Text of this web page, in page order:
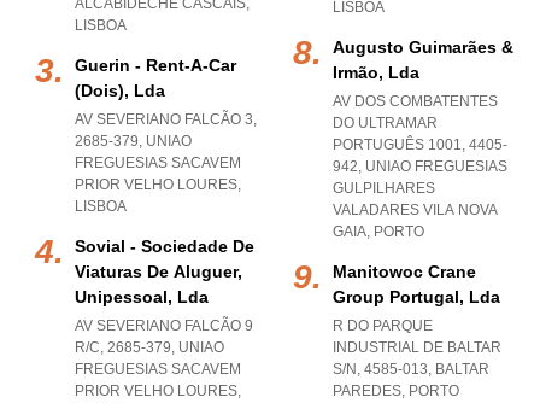
ALCABIDECHE CASCAIS,
LISBOA
Guerin - Rent-A-Car
(dois), Lda
AV SEVERIANO FALCÃO 3,
2685-379, UNIAO
FREGUESIAS SACAVEM
PRIOR VELHO LOURES,
LISBOA
Sovial - Sociedade De
Viaturas De Aluguer,
Unipessoal, Lda
AV SEVERIANO FALCÃO 9
R/C, 2685-379, UNIAO
FREGUESIAS SACAVEM
PRIOR VELHO LOURES,
LISBOA
Augusto Guimarães &
Irmão, Lda
AV DOS COMBATENTES
DO ULTRAMAR
PORTUGUÊS 1001, 4405-
942, UNIAO FREGUESIAS
GULPILHARES
VALADARES VILA NOVA
GAIA, PORTO
Manitowoc Crane
Group Portugal, Lda
R DO PARQUE
INDUSTRIAL DE BALTAR
S/N, 4585-013, BALTAR
PAREDES, PORTO